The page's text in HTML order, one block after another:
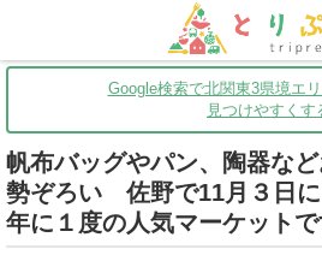
茨城 グルメ
Google検索で北関東3県境エ
見つけやすくす
帆布バッグやパン、陶器な
勢ぞろい 佐野で11月３日
年に１度の人気マーケットで